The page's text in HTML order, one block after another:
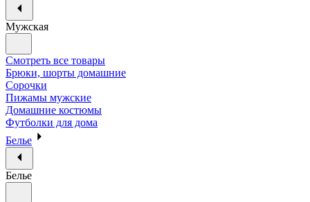
Мужская
Смотреть все товары
Брюки, шорты домашние
Сорочки
Пижамы мужские
Домашние костюмы
Футболки для дома
Белье
Белье